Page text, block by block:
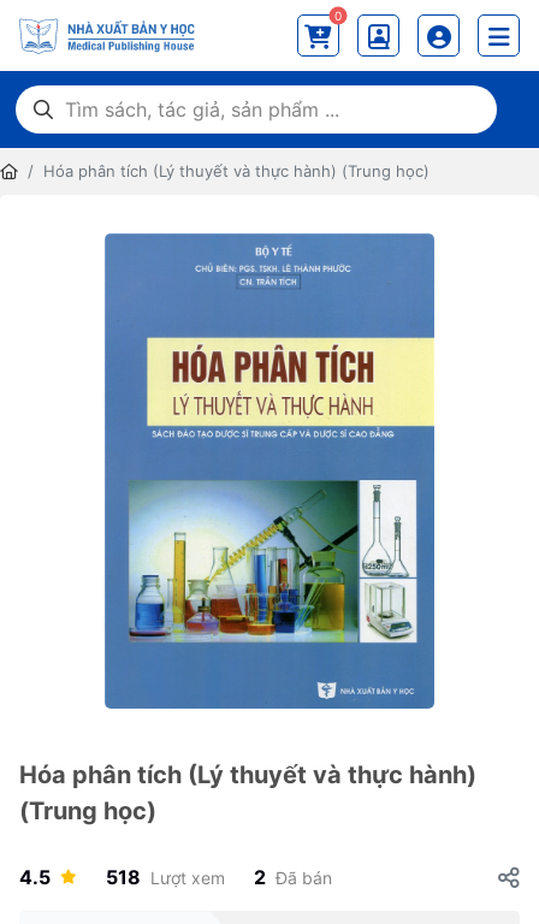
0
Hóa phân tích (Lý thuyết và thực hành) (Trung học)
Hóa phân tích (Lý thuyết và thực hành)
(Trung học)
4.5 518 Lượt xem 2 Đã bán